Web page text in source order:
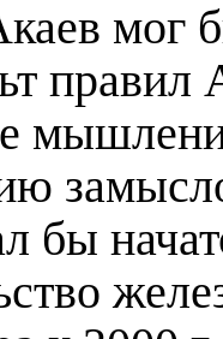
мог
правил
бы